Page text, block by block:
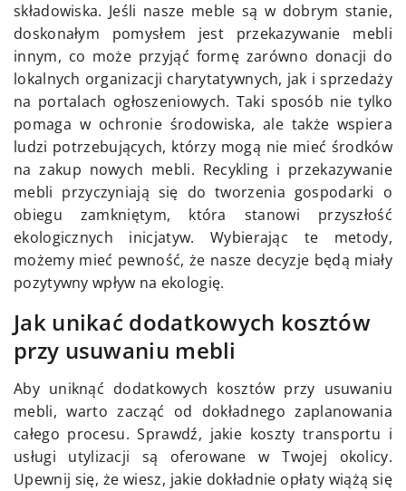
składowiska. Jeśli nasze meble są w dobrym stanie,
doskonałym pomysłem jest przekazywanie mebli
innym, co może przyjąć formę zarówno donacji do
lokalnych organizacji charytatywnych, jak i sprzedaży
na portalach ogłoszeniowych. Taki sposób nie tylko
pomaga w ochronie środowiska, ale także wspiera
ludzi potrzebujących, którzy mogą nie mieć środków
na zakup nowych mebli. Recykling i przekazywanie
mebli przyczyniają się do tworzenia gospodarki o
obiegu zamkniętym, która stanowi przyszłość
ekologicznych inicjatyw. Wybierając te metody,
możemy mieć pewność, że nasze decyzje będą miały
pozytywny wpływ na ekologię.
Jak unikać dodatkowych kosztów
przy usuwaniu mebli
Aby uniknąć dodatkowych kosztów przy usuwaniu
mebli, warto zacząć od dokładnego zaplanowania
całego procesu. Sprawdź, jakie koszty transportu i
usługi utylizacji są oferowane w Twojej okolicy.
Upewnij się, że wiesz, jakie dokładnie opłaty wiążą się